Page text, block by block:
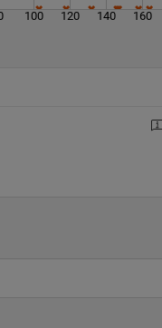
100 120 140 160